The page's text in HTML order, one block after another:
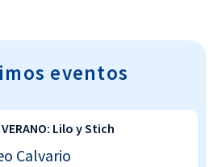
eventos
VERANO: Lilo y Stich
Calvario